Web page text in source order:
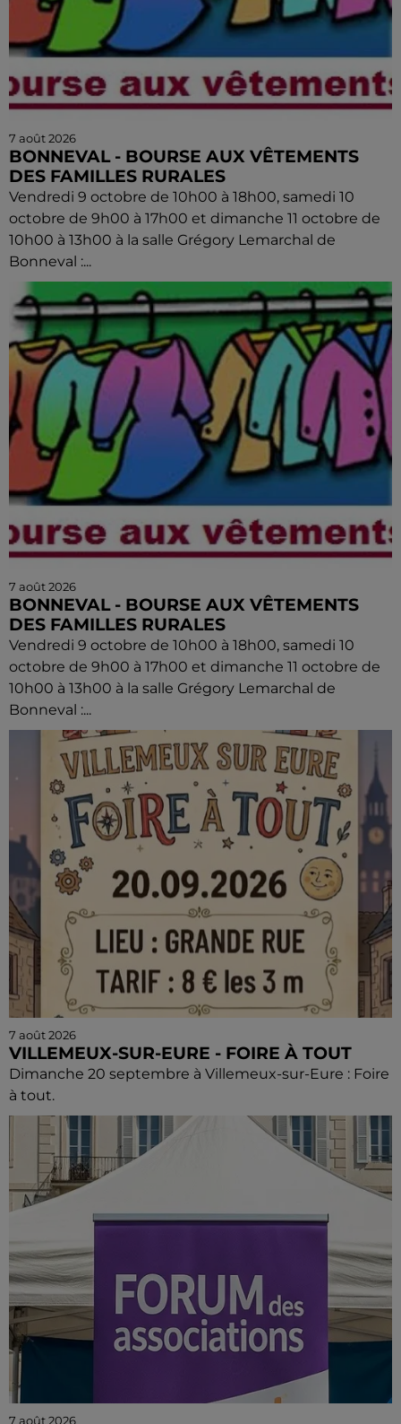
7 août 2026
BONNEVAL - BOURSE AUX VÊTEMENTS
DES FAMILLES RURALES
Vendredi 9 octobre de 10h00 à 18h00, samedi 10
octobre de 9h00 à 17h00 et dimanche 11 octobre de
10h00 à 13h00 à la salle Grégory Lemarchal de
Bonneval :...
7 août 2026
BONNEVAL - BOURSE AUX VÊTEMENTS
DES FAMILLES RURALES
Vendredi 9 octobre de 10h00 à 18h00, samedi 10
octobre de 9h00 à 17h00 et dimanche 11 octobre de
10h00 à 13h00 à la salle Grégory Lemarchal de
Bonneval :...
7 août 2026
VILLEMEUX-SUR-EURE - FOIRE À TOUT
Dimanche 20 septembre à Villemeux-sur-Eure : Foire
à tout.
7 août 2026